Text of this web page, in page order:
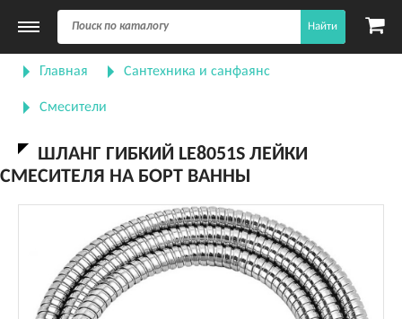
Найти
Главная Сантехника и санфаянс
Смесители
ШЛАНГ ГИБКИЙ LE8051S ЛЕЙКИ
СМЕСИТЕЛЯ НА БОРТ ВАННЫ